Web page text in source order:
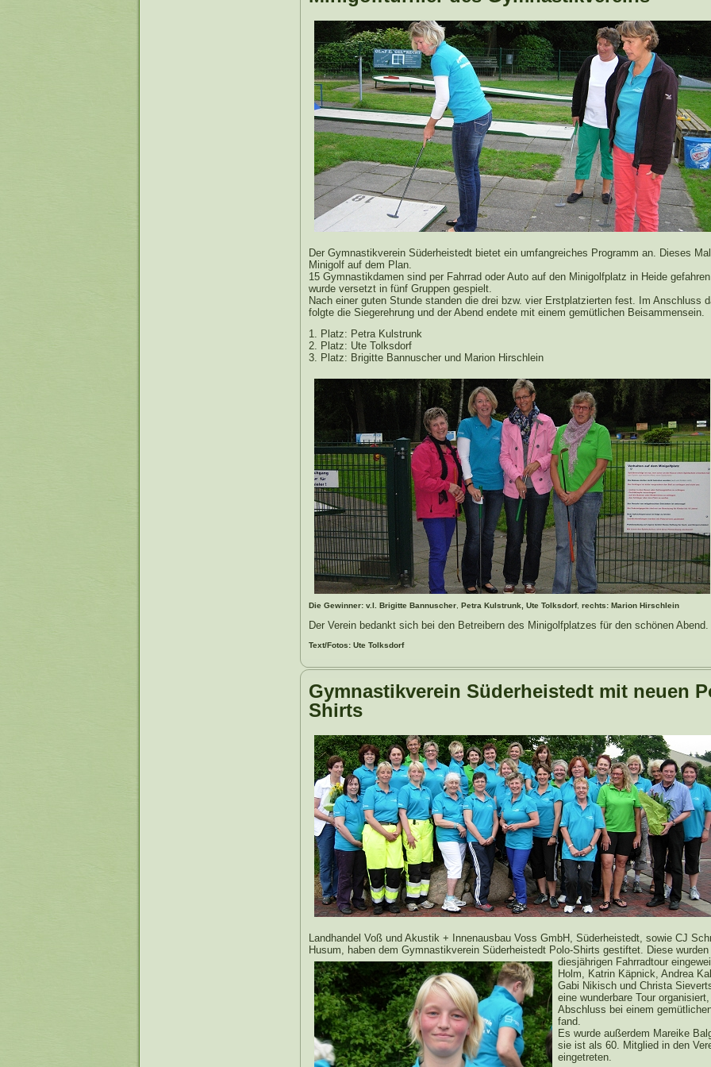
Der Gymnastikverein Süderheistedt bietet ein umfangreiches Programm an. Dieses
Minigolf auf dem Plan.
15 Gymnastikdamen sind per Fahrrad oder Auto auf den Minigolfplatz in Heide
wurde versetzt in fünf Gruppen gespielt.
Nach einer guten Stunde standen die drei bzw. vier Erstplatzierten fest. Im Anschluss
folgte die Siegerehrung und der Abend endete mit einem gemütlichen Beisammensein.
1. Platz: Petra Kulstrunk
2. Platz: Ute Tolksdorf
3. Platz: Brigitte Bannuscher und Marion Hirschlein
Die Gewinner: v.l. Brigitte Bannuscher Petra Kulstrunk, Ute Tolksdorf, rechts: Marion Hirschlein
Der Verein bedankt sich bei den Betreibern des Minigolfplatzes für den schönen Abend.
Text/Fotos: Ute Tolksdorf
Gymnastikverein Süderheistedt mit neuen
Shirts
Landhandel Voß und Akustik + Innenausbau Voss GmbH, Süderheistedt, sowie CJ
Husum, haben dem Gymnastikverein Süderheistedt Polo-Shirts gestiftet. Diese
diesjährigen Fahrradtour
Holm, Katrin Käpnick, Andrea
Gabi Nikisch und Christa
eine wunderbare Tour
Abschluss bei einem
fand.
Es wurde außerdem Mareike
sie ist als 60. Mitglied in den
eingetreten.